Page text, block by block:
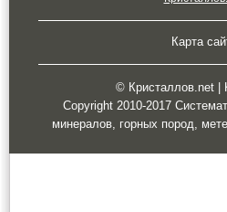
Карта
© Кристаллов.net |
Copyright 2010-2017
минералов, горных пород,